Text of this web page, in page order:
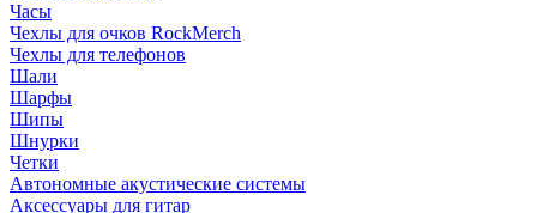
Часы
Чехлы для очков RockMerch
Чехлы для телефонов
Шали
Шарфы
Шипы
Шнурки
Четки
Автономные акустические системы
Аксессуары для гитар